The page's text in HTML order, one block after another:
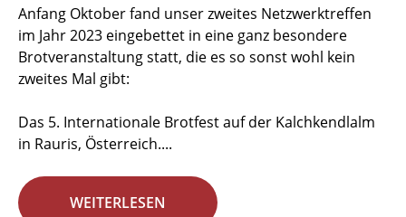
Anfang Oktober fand unser zweites Netzwerktreffen
im Jahr 2023 eingebettet in eine ganz besondere
Brotveranstaltung statt, die es so sonst wohl kein
zweites Mal gibt:
Das 5. Internationale Brotfest auf der Kalchkendlalm
in Rauris, Österreich....
WEITERLESEN